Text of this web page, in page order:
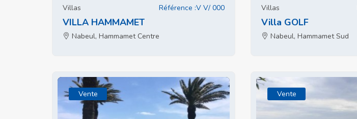
Villas Référence :V V/ 000
VILLA HAMMAMET
Nabeul, Hammamet Centre
Villas
Villa GOLF
Nabeul, Hammamet Sud
Vente Vente